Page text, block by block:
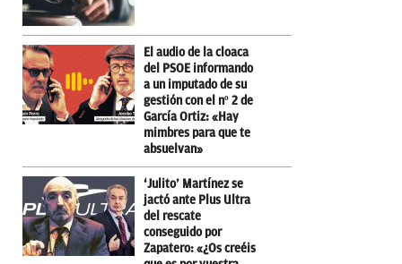
El audio de la cloaca
del PSOE informando
a un imputado de su
gestión con el nº 2 de
García Ortiz: «Hay
mimbres para que te
absuelvan»
‘Julito’ Martínez se
jactó ante Plus Ultra
del rescate
conseguido por
Zapatero: «¿Os creéis